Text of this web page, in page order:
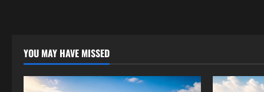
YOU MAY HAVE MISSED